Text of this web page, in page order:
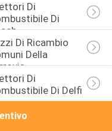
Di
Di
Di Ricambio
Della
Di
Di Delfi